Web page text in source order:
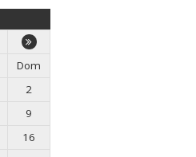
Dom
2
9
16